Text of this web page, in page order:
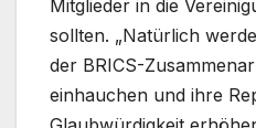
Mitglieder in die
sollten. „Natürlich
der BRICS-
einhauchen und ihre